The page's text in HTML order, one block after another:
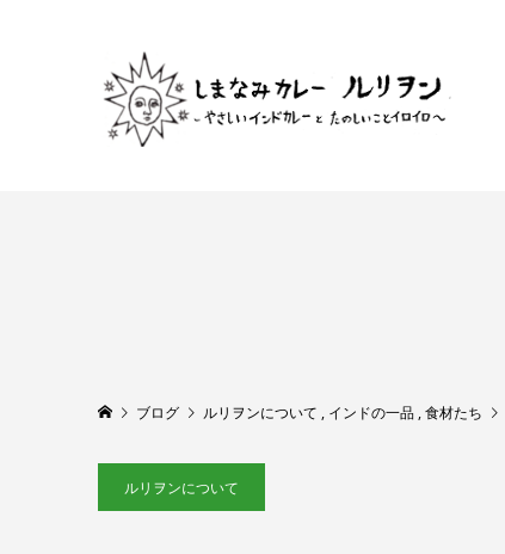
ブログ ルリヲンについて , インドの一品 ,食材たち
ルリヲンについて